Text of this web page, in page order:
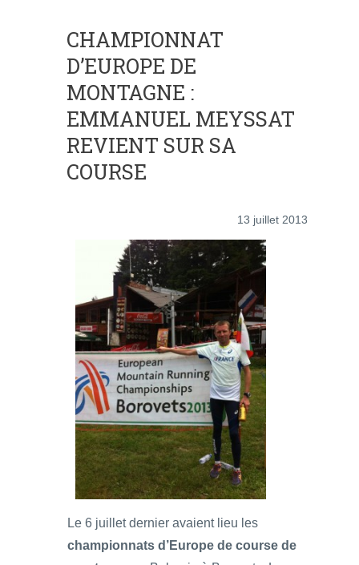
CHAMPIONNAT
D’EUROPE DE
MONTAGNE :
EMMANUEL MEYSSAT
REVIENT SUR SA
COURSE
13 juillet 2013
Le 6 juillet dernier avaient lieu les
championnats d’Europe de course de